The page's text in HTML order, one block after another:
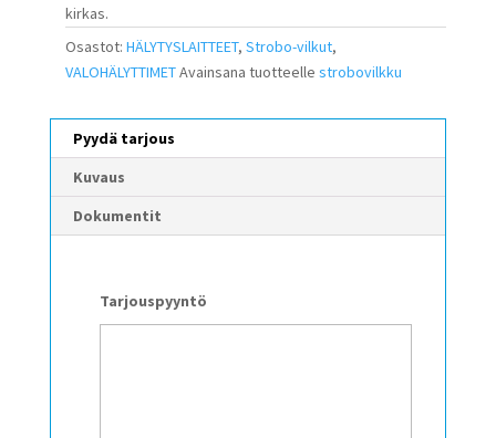
kirkas.
Osastot: HÄLYTYSLAITTEET, Strobo-vilkut,
VALOHÄLYTTIMETAvainsana tuotteelle strobovilkku
Pyydä tarjous
Kuvaus
Dokumentit
Tarjouspyyntö